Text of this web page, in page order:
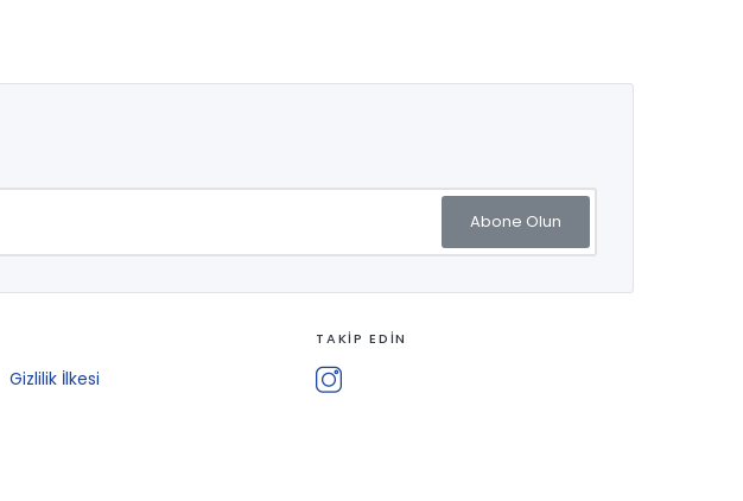
Abone Olun
Gizlilik İlkesi
TAKİP EDİN